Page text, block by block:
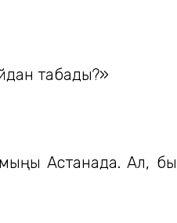
табады?»
Астанада. Ал,